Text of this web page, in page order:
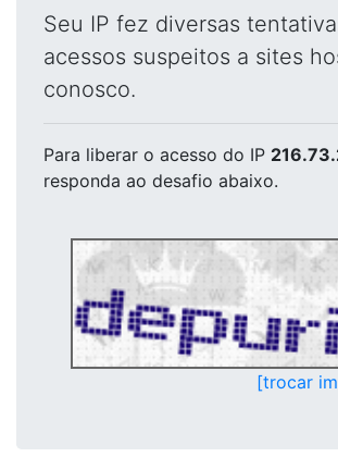
Seu IP fez diversas
acessos suspeitos a sites
conosco.
Para liberar o acesso do IP
responda ao desafio abaixo.
[trocar